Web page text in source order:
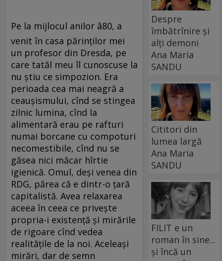
Pe la mijlocul anilor â80, a
venit în casa părinţilor mei
un profesor din Dresda, pe
care tatăl meu îl cunoscuse la
nu ştiu ce simpozion. Era
perioada cea mai neagră a
ceauşismului, cînd se stingea
zilnic lumina, cînd la
alimentară erau pe rafturi
numai borcane cu compoturi
necomestibile, cînd nu se
găsea nici măcar hîrtie
igienică. Omul, deşi venea din
RDG, părea că e dintr-o ţară
capitalistă. Avea relaxarea
aceea în ceea ce priveşte
propria-i existenţă şi mirările
de rigoare cînd vedea
realităţile de la noi. Aceleaşi
mirări, dar de semn
Despre
îmbătrînire și
alți demoni
Ana Maria
SANDU
Cititori din
lumea largă
Ana Maria
SANDU
FILIT e un
roman în sine...
și încă un